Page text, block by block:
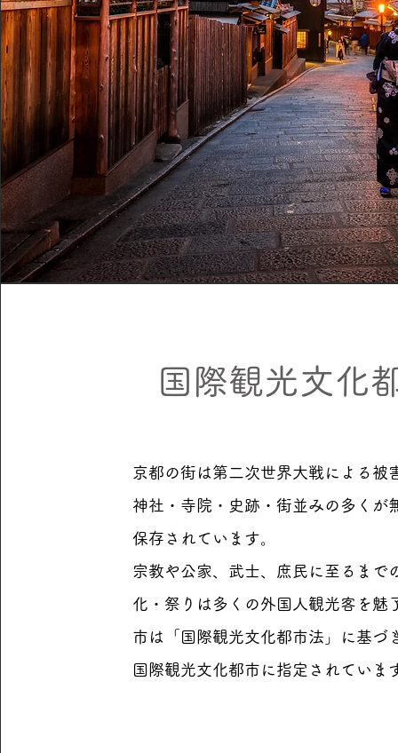
国際観光文化
京都の街は第二次世界大戦による被
神社・寺院・史跡・街並みの多くが
保存されています。
宗教や公家、武士、庶民に至るまで
化・祭りは多くの外国人観光客を魅
市は「国際観光文化都市法」に基づ
国際観光文化都市に指定されていま